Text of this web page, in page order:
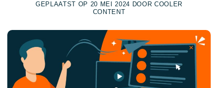
GEPLAATST OP 20 MEI 2024 DOORCOOLER
CONTENT